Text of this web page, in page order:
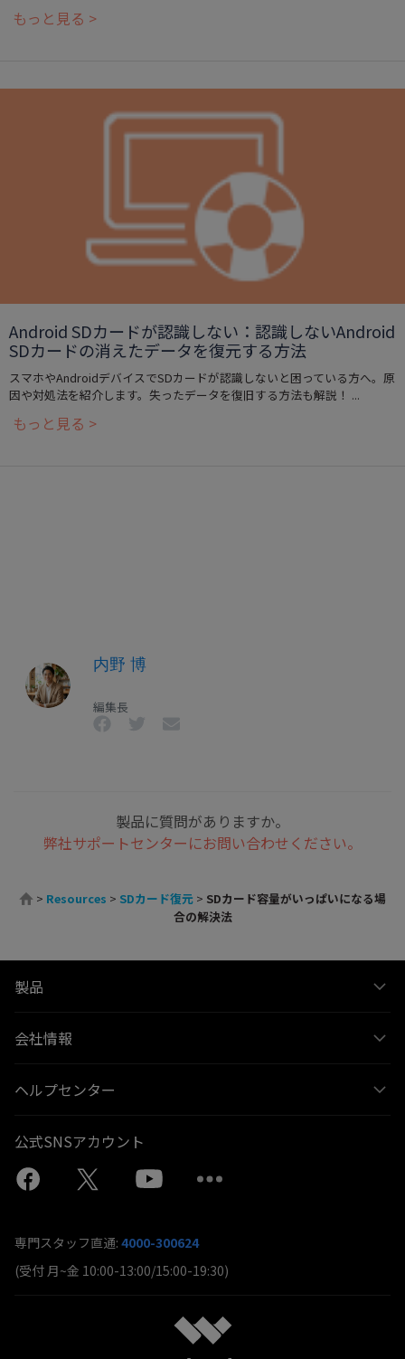
もっと見る >
Android SDカードが認識しない：認識しないAndroid
SDカードの消えたデータを復元する方法
スマホやAndroidデバイスでSDカードが認識しないと困っている方へ。原
因や対処法を紹介します。失ったデータを復旧する方法も解説！ ...
もっと見る >
内野 博
編集長
製品に質問がありますか。
弊社サポートセンターにお問い合わせください。
> Resources > SDカード復元 > SDカード容量がいっぱいになる場
合の解決法
製品
会社情報
ヘルプセンター
公式SNSアカウント
専門スタッフ直通: 4000-300624
(受付 月~金 10:00-13:00/15:00-19:30)